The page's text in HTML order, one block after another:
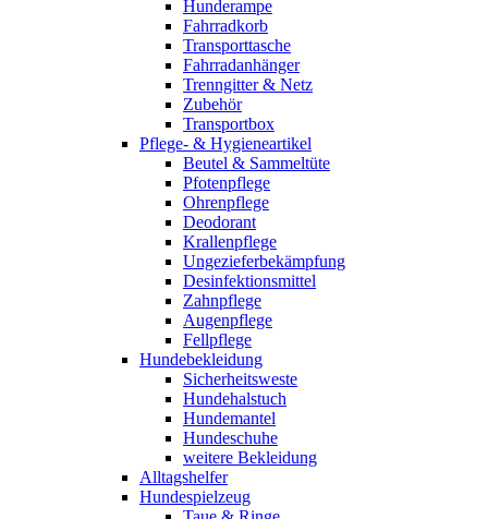
Hunderampe
Fahrradkorb
Transporttasche
Fahrradanhänger
Trenngitter & Netz
Zubehör
Transportbox
Pflege- & Hygieneartikel
Beutel & Sammeltüte
Pfotenpflege
Ohrenpflege
Deodorant
Krallenpflege
Ungezieferbekämpfung
Desinfektionsmittel
Zahnpflege
Augenpflege
Fellpflege
Hundebekleidung
Sicherheitsweste
Hundehalstuch
Hundemantel
Hundeschuhe
weitere Bekleidung
Alltagshelfer
Hundespielzeug